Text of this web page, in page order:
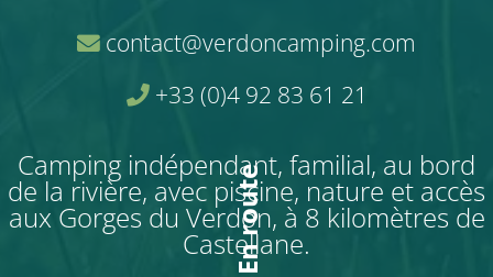
contact@verdoncamping.com
+33 (0)4 92 83 61 21
Camping indépendant, familial, au bord
de la rivière, avec piscine, nature et accès
aux Gorges du Verdon, à 8 kilomètres de
Castellane.
En route